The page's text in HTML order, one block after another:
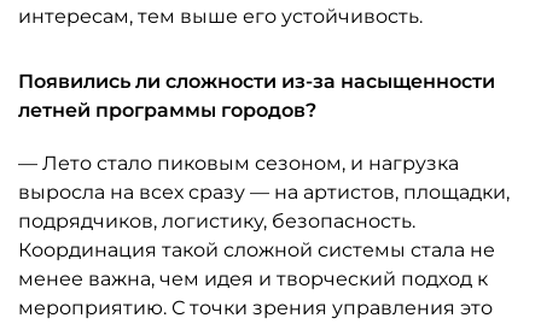
интересам, тем выше его устойчивость.
Появились ли сложности из-за насыщенности
летней программы городов?
— Лето стало пиковым сезоном, и нагрузка
выросла на всех сразу — на артистов, площадки,
подрядчиков, логистику, безопасность.
Координация такой сложной системы стала не
менее важна, чем идея и творческий подход к
мероприятию. С точки зрения управления это